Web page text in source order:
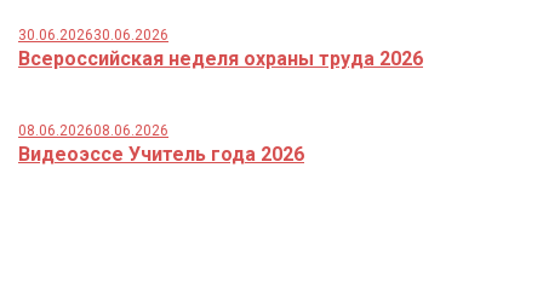
30.06.202630.06.2026
Всероссийская неделя охраны труда 2026
08.06.202608.06.2026
Видеоэссе Учитель года 2026